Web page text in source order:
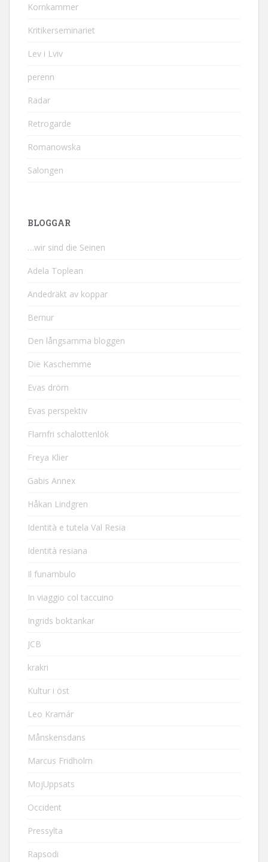
Kornkammer
Kritikerseminariet
Lev i Lviv
perenn
Radar
Retrogarde
Romanowska
Salongen
BLOGGAR
…wir sind die Seinen
Adela Toplean
Andedräkt av koppar
Bernur
Den långsamma bloggen
Die Kaschemme
Evas dröm
Evas perspektiv
Flarnfri schalottenlök
Freya Klier
Gabis Annex
Håkan Lindgren
Identità e tutela Val Resia
Identità resiana
Il funambulo
In viaggio col taccuino
Ingrids boktankar
JCB
krakri
Kultur i öst
Leo Kramár
Månskensdans
Marcus Fridholm
MojUppsats
Occident
Pressylta
Rapsodi